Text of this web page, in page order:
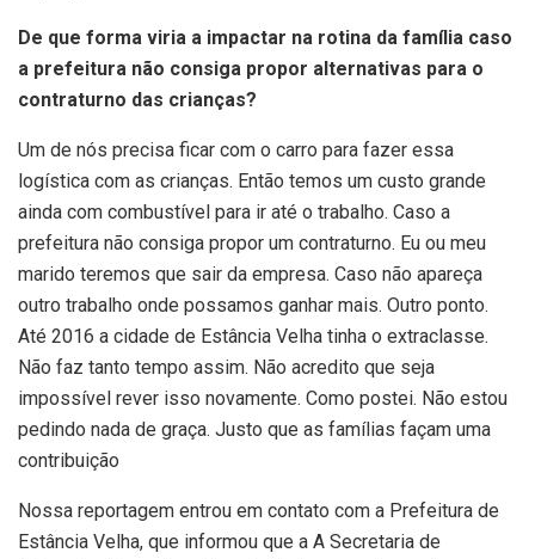
De que forma viria a impactar na rotina da família caso
a prefeitura não consiga propor alternativas para o
contraturno das crianças?
Um de nós precisa ficar com o carro para fazer essa
logística com as crianças. Então temos um custo grande
ainda com combustível para ir até o trabalho. Caso a
prefeitura não consiga propor um contraturno. Eu ou meu
marido teremos que sair da empresa. Caso não apareça
outro trabalho onde possamos ganhar mais. Outro ponto.
Até 2016 a cidade de Estância Velha tinha o extraclasse.
Não faz tanto tempo assim. Não acredito que seja
impossível rever isso novamente. Como postei. Não estou
pedindo nada de graça. Justo que as famílias façam uma
contribuição
Nossa reportagem entrou em contato com a Prefeitura de
Estância Velha, que informou que a A Secretaria de